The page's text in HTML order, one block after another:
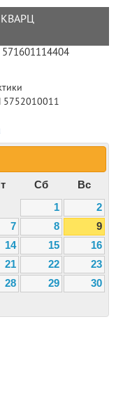
5752010011
Сб
Вс
1
2
7 8
9
14 15
16
21 22
23
28 29
30